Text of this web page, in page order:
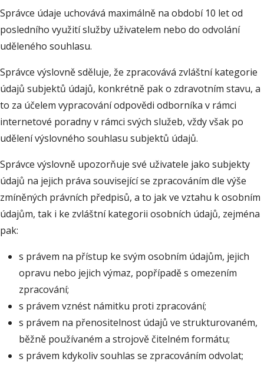
Správce údaje uchovává maximálně na období 10 let od
posledního využití služby uživatelem nebo do odvolání
uděleného souhlasu.
Správce výslovně sděluje, že zpracovává zvláštní kategorie
údajů subjektů údajů, konkrétně pak o zdravotním stavu, a
to za účelem vypracování odpovědi odborníka v rámci
internetové poradny v rámci svých služeb, vždy však po
udělení výslovného souhlasu subjektů údajů.
Správce výslovně upozorňuje své uživatele jako subjekty
údajů na jejich práva související se zpracováním dle výše
zmíněných právních předpisů, a to jak ve vztahu k osobním
údajům, tak i ke zvláštní kategorii osobních údajů, zejména
pak:
s právem na přístup ke svým osobním údajům, jejich
opravu nebo jejich výmaz, popřípadě s omezením
zpracování;
s právem vznést námitku proti zpracování;
s právem na přenositelnost údajů ve strukturovaném,
běžně používaném a strojově čitelném formátu;
s právem kdykoliv souhlas se zpracováním odvolat;